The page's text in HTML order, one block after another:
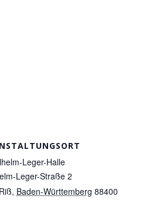
Leger-Halle
Leger-Straße 2
, Baden-Württemberg 88400